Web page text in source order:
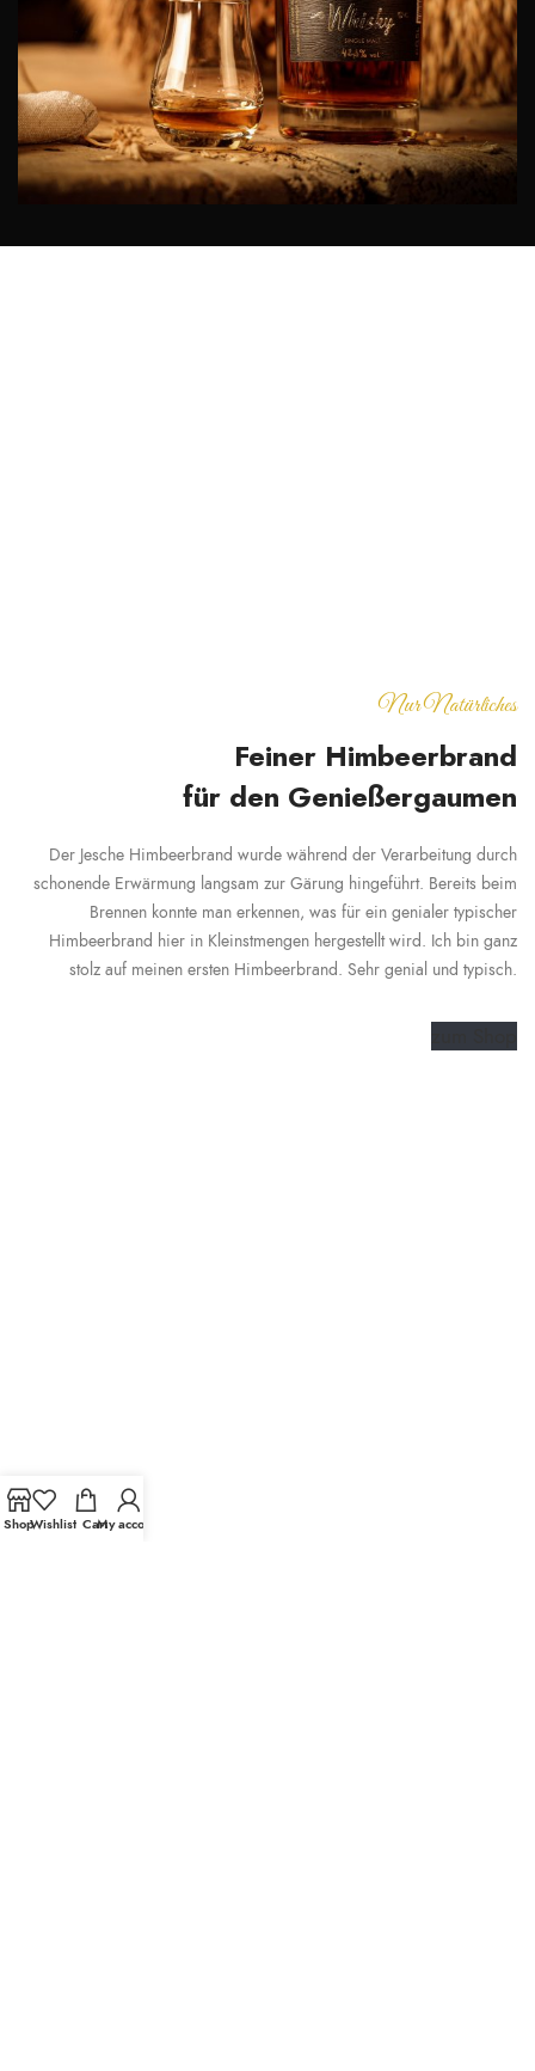
Nur Natürliches
Feiner Himbeerbrand
für den Genießergaumen
Der Jesche Himbeerbrand wurde während der Verarbeitung durch
schonende Erwärmung langsam zur Gärung hingeführt. Bereits beim
Brennen konnte man erkennen, was für ein genialer typischer
Himbeerbrand hier in Kleinstmengen hergestellt wird. Ich bin ganz
stolz auf meinen ersten Himbeerbrand. Sehr genial und typisch.
ShopWishlist CartMy account